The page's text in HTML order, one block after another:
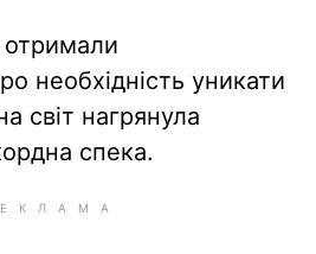
необхідність уникати
світ нагрянула
спека.